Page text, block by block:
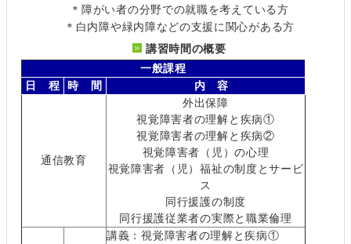
＊障がい者の分野での就職を考えている方
＊白内障や緑内障などの支援に関心がある方
講習時間の概要
一般課程
日 程
時 間 内 容
通信教育
外出保障
視覚障害者の理解と疾病①
視覚障害者の理解と疾病②
視覚障害者（児）の心理
視覚障害者（児）福祉の制度とサービ
ス
同行援護の制度
同行援護従業者の実際と職業倫理
講義：視覚障害者の理解と疾病①